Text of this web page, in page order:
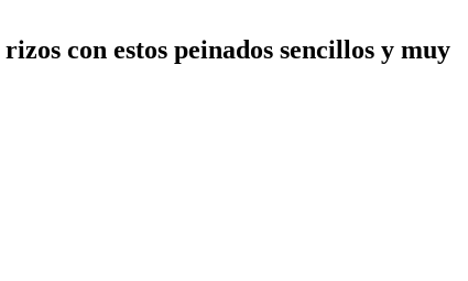
con estos peinados sencillos y muy